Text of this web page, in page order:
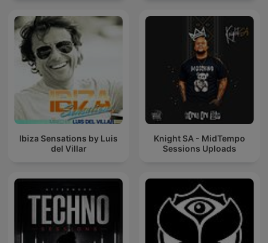
Ibiza Sensations by Luis
del Villar
Knight SA - MidTempo
Sessions Uploads